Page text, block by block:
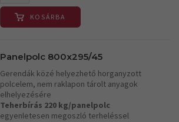
KOSÁRBA
Panelpolc 800x295/45
Gerendák közé helyezhető horganyzott
polcelem, nem raklapon tárolt anyagok
elhelyezésére
Teherbírás 220 kg/panelpolc
egyenletesen megoszló terheléssel